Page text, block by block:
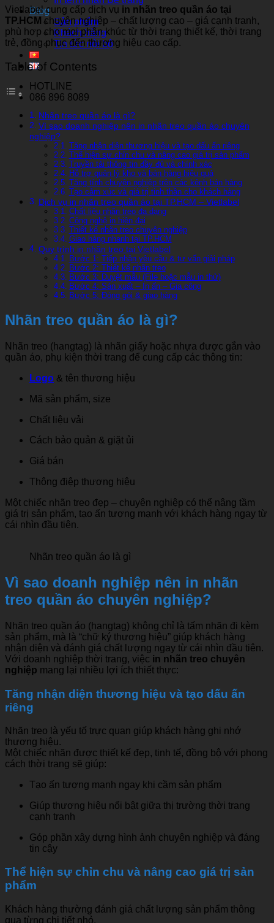
Blog
Sản phẩm
Khách hàng
Tin tức nội bộ
HOTLINE
086 896 8089
Vietlabel cung cấp dịch vụ in nhãn treo quần áo tại
TP.HCM chuyên nghiệp – chất lượng cao – giá cạnh tranh,
phù hợp cho mọi phân khúc từ thời trang thiết kế, thời trang
trẻ, đồng phục đến thương hiệu cao cấp.
Table of Contents
Nhãn treo quần áo là gì?
Vì sao doanh nghiệp nên in nhãn treo quần áo chuyên
nghiệp?
Tăng nhận diện thương hiệu và tạo dấu ấn riêng
Thể hiện sự chỉn chu và nâng cao giá trị sản phẩm
Truyền tải thông tin đầy đủ và chính xác
Hỗ trợ quản lý kho và bán hàng hiệu quả
Tăng tính chuyên nghiệp trên các kênh bán hàng
Tạo cảm xúc và giá trị tinh thần cho khách hàng
Dịch vụ in nhãn treo quần áo tại TP.HCM – Vietlabel
Chất liệu nhãn treo đa dạng
Công nghệ in hiện đại
Thiết kế nhãn treo chuyên nghiệp
Giao hàng nhanh tại TP.HCM
Quy trình in nhãn treo tại Vietlabel
Bước 1: Tiếp nhận yêu cầu & tư vấn giải pháp
Bước 2: Thiết kế nhãn treo
Bước 3: Duyệt mẫu (File hoặc mẫu in thử)
Bước 4: Sản xuất – In ấn – Gia công
Bước 5: Đóng gói & giao hàng
Nhãn treo quần áo là gì?
Nhãn treo (hangtag) là nhãn giấy hoặc nhựa được gắn vào
quần áo, phụ kiện thời trang để cung cấp các thông tin:
Logo & tên thương hiệu
Mã sản phẩm, size
Chất liệu vải
Cách bảo quản & giặt ủi
Giá bán
Thông điệp thương hiệu
Một chiếc nhãn treo đẹp – chuyên nghiệp có thể nâng tầm
giá trị sản phẩm, tạo ấn tượng mạnh với khách hàng ngay từ
cái nhìn đầu tiên.
Nhãn treo quần áo là gì
Vì sao doanh nghiệp nên in nhãn
treo quần áo chuyên nghiệp?
Nhãn treo quần áo (hangtag) không chỉ là tấm nhãn đi kèm
sản phẩm, mà là “chữ ký thương hiệu” giúp khách hàng
nhận diện và đánh giá chất lượng ngay từ cái nhìn đầu tiên.
Với doanh nghiệp thời trang, việc in nhãn treo chuyên
nghiệp mang lại nhiều lợi ích thiết thực:
Tăng nhận diện thương hiệu và tạo dấu ấn
riêng
Nhãn treo là yếu tố trực quan giúp khách hàng ghi nhớ
thương hiệu.
Một chiếc nhãn được thiết kế đẹp, tinh tế, đồng bộ với phong
cách thời trang sẽ giúp:
Tạo ấn tượng mạnh ngay khi cầm sản phẩm
Giúp thương hiệu nổi bật giữa thị trường thời trang
cạnh tranh
Góp phần xây dựng hình ảnh chuyên nghiệp và đáng
tin cậy
Thể hiện sự chỉn chu và nâng cao giá trị sản
phẩm
Khách hàng thường đánh giá chất lượng sản phẩm thông
qua từng chi tiết nhỏ.